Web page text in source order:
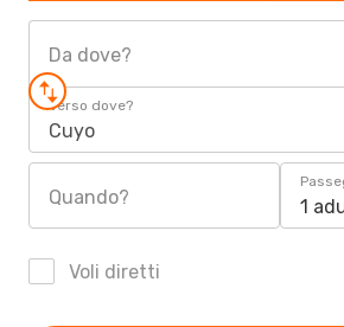
Da dove?
Verso dove?
Cuyo
Quando? 1
Voli diretti